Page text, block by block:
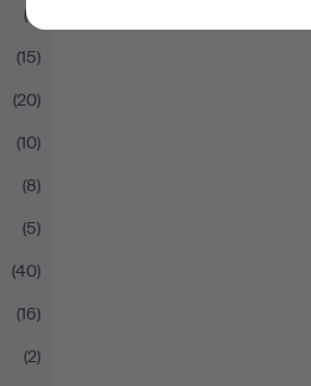
(3)
(15)
(20)
(10)
(8)
(5)
(40)
(16)
(2)